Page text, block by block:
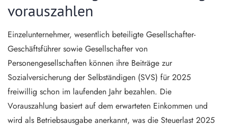
vorauszahlen
Einzelunternehmer, wesentlich beteiligte Gesellschafter-
Geschäftsführer sowie Gesellschafter von
Personengesellschaften können ihre Beiträge zur
Sozialversicherung der Selbständigen (SVS) für 2025
freiwillig schon im laufenden Jahr bezahlen. Die
Vorauszahlung basiert auf dem erwarteten Einkommen und
wird als Betriebsausgabe anerkannt, was die Steuerlast 2025